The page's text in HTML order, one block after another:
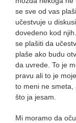
se sve od vas
učestvuje u
dovedeno kod
se plašiti da
plaše ako budu
da uvrede. To je
pravu ali to je
to meni ne smeta,
što ja jesam.
Mi moramo da